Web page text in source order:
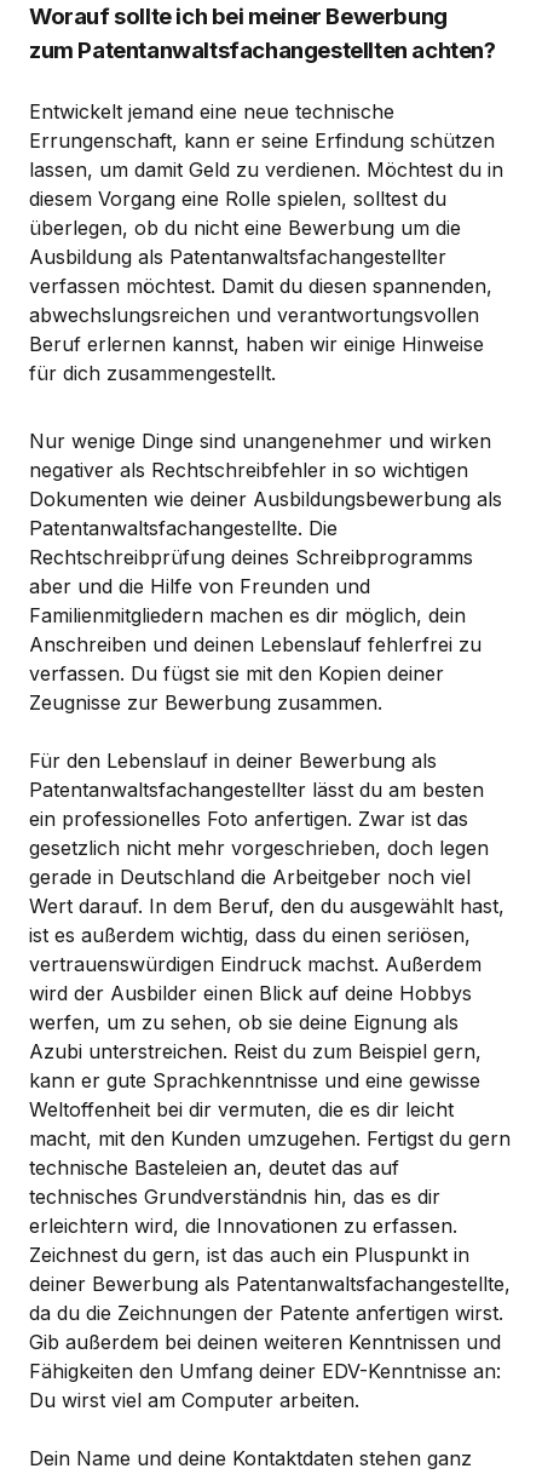
Worauf sollte ich bei meiner Bewerbung
zum Patentanwaltsfachangestellten achten?
Entwickelt jemand eine neue technische
Errungenschaft, kann er seine Erfindung schützen
lassen, um damit Geld zu verdienen. Möchtest du in
diesem Vorgang eine Rolle spielen, solltest du
überlegen, ob du nicht eine Bewerbung um die
Ausbildung als Patentanwaltsfachangestellter
verfassen möchtest. Damit du diesen spannenden,
abwechslungsreichen und verantwortungsvollen
Beruf erlernen kannst, haben wir einige Hinweise
für dich zusammengestellt.
Nur wenige Dinge sind unangenehmer und wirken
negativer als Rechtschreibfehler in so wichtigen
Dokumenten wie deiner Ausbildungsbewerbung als
Patentanwaltsfachangestellte. Die
Rechtschreibprüfung deines Schreibprogramms
aber und die Hilfe von Freunden und
Familienmitgliedern machen es dir möglich, dein
Anschreiben und deinen Lebenslauf fehlerfrei zu
verfassen. Du fügst sie mit den Kopien deiner
Zeugnisse zur Bewerbung zusammen.
Für den Lebenslauf in deiner Bewerbung als
Patentanwaltsfachangestellter lässt du am besten
ein professionelles Foto anfertigen. Zwar ist das
gesetzlich nicht mehr vorgeschrieben, doch legen
gerade in Deutschland die Arbeitgeber noch viel
Wert darauf. In dem Beruf, den du ausgewählt hast,
ist es außerdem wichtig, dass du einen seriösen,
vertrauenswürdigen Eindruck machst. Außerdem
wird der Ausbilder einen Blick auf deine Hobbys
werfen, um zu sehen, ob sie deine Eignung als
Azubi unterstreichen. Reist du zum Beispiel gern,
kann er gute Sprachkenntnisse und eine gewisse
Weltoffenheit bei dir vermuten, die es dir leicht
macht, mit den Kunden umzugehen. Fertigst du gern
technische Basteleien an, deutet das auf
technisches Grundverständnis hin, das es dir
erleichtern wird, die Innovationen zu erfassen.
Zeichnest du gern, ist das auch ein Pluspunkt in
deiner Bewerbung als Patentanwaltsfachangestellte,
da du die Zeichnungen der Patente anfertigen wirst.
Gib außerdem bei deinen weiteren Kenntnissen und
Fähigkeiten den Umfang deiner EDV-Kenntnisse an:
Du wirst viel am Computer arbeiten.
Dein Name und deine Kontaktdaten stehen ganz